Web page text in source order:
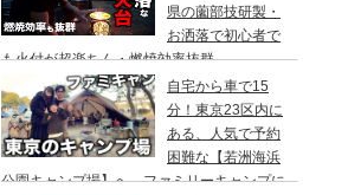
県の薗部技研製・
お洒落で初心者で
も火付が超楽ちん・燃焼効率抜群
自宅から車で15
分！東京23区内に
ある、人気で予約
困難な【若洲海浜
公園キャンプ場】へ、ファミリーキャンプに